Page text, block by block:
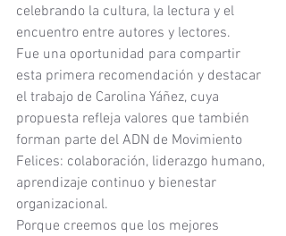
celebrando la cultura, la lectura y el
encuentro entre autores y lectores.
Fue una oportunidad para compartir
esta primera recomendación y destacar
el trabajo de Carolina Yáñez, cuya
propuesta refleja valores que también
forman parte del ADN de Movimiento
Felices: colaboración, liderazgo humano,
aprendizaje continuo y bienestar
organizacional.
Porque creemos que los mejores